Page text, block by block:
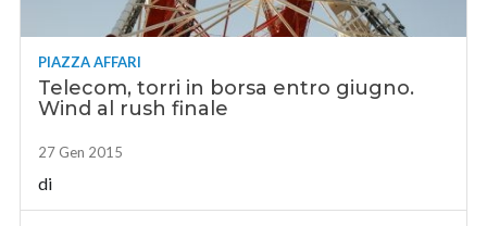
PIAZZA AFFARI
Telecom, torri in borsa entro giugno.
Wind al rush finale
27 Gen 2015
di